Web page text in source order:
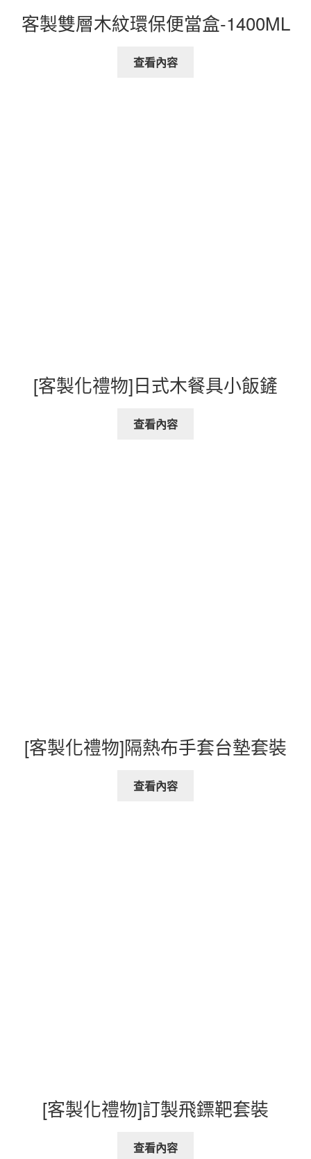
客製雙層木紋環保便當盒-1400ML
查看內容
[客製化禮物]日式木餐具小飯鏟
查看內容
[客製化禮物]隔熱布手套台墊套裝
查看內容
[客製化禮物]訂製飛鏢靶套裝
查看內容